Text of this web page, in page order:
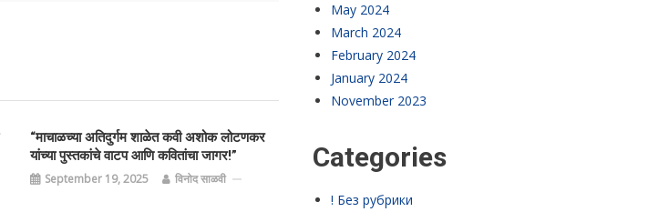
“माचाळच्या अतिदुर्गम शाळेत कवी अशोक लोटणकर
यांच्या पुस्तकांचे वाटप आणि कवितांचा जागर!”
September 19, 2025 विनोद साळवी
May 2024
March 2024
February 2024
January 2024
November 2023
Categories
! Без рубрики